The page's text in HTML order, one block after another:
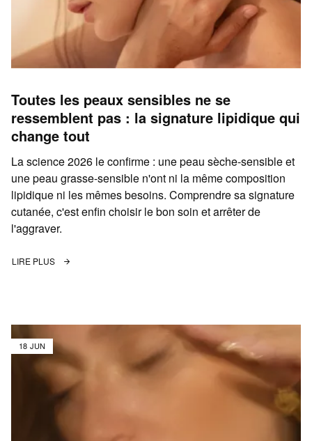
Toutes les peaux sensibles ne se
ressemblent pas : la signature lipidique qui
change tout
La science 2026 le confirme : une peau sèche-sensible et
une peau grasse-sensible n'ont ni la même composition
lipidique ni les mêmes besoins. Comprendre sa signature
cutanée, c'est enfin choisir le bon soin et arrêter de
l'aggraver.
LIRE PLUS
18 JUN